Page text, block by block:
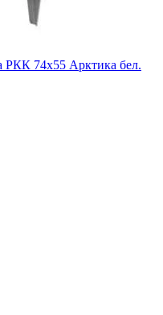
РКК 74х55 Арктика бел.